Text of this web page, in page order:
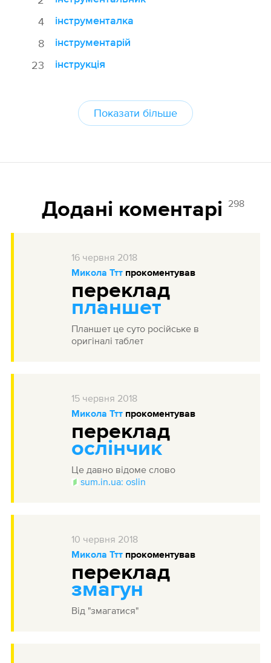
4
інструменталка
8
інструментарій
23
інструкція
Показати більше
Додані коментарі 298
16 червня 2018
Микола Тттпрокоментував
переклад
планшет
Планшет це суто російське в
оригіналі таблет
15 червня 2018
Микола Тттпрокоментував
переклад
ослінчик
Це давно відоме слово
sum.in.ua: oslin
10 червня 2018
Микола Тттпрокоментував
переклад
змагун
Від "змагатися"